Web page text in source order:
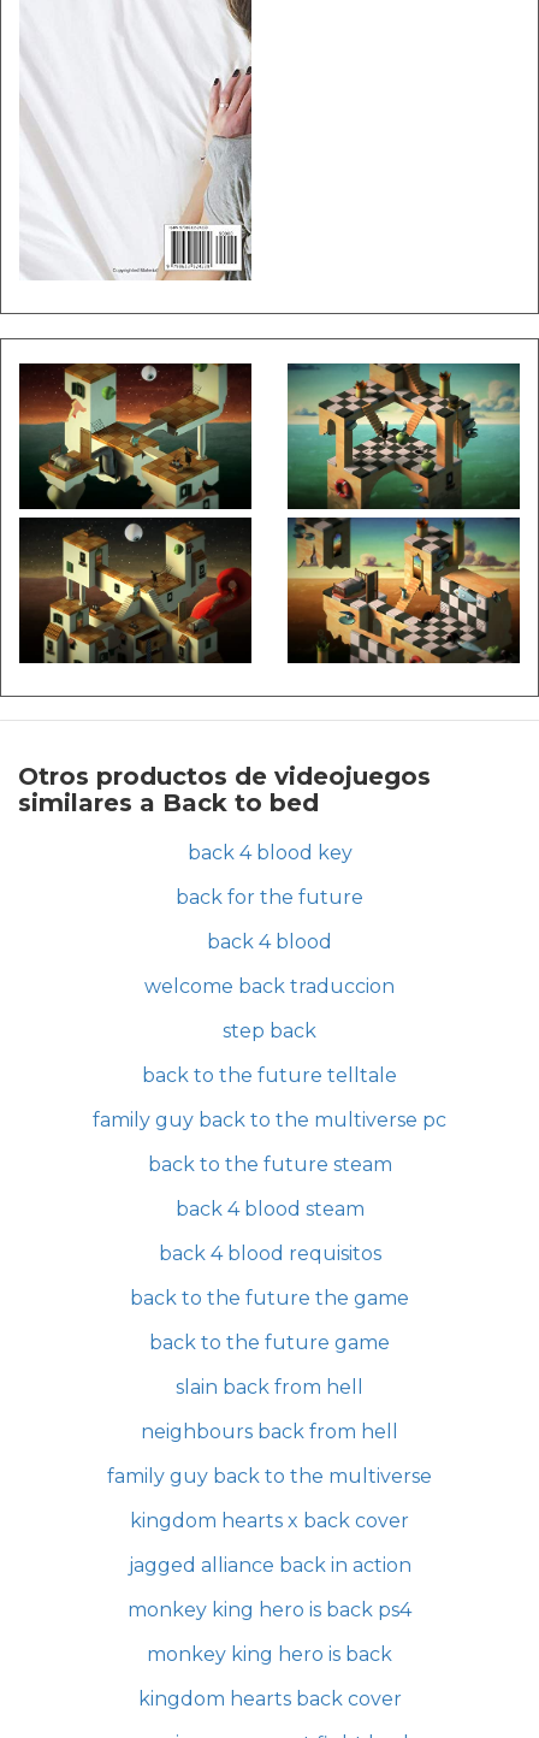
Otros productos de videojuegos
similares a Back to bed
back 4 blood key
back for the future
back 4 blood
welcome back traduccion
step back
back to the future telltale
family guy back to the multiverse pc
back to the future steam
back 4 blood steam
back 4 blood requisitos
back to the future the game
back to the future game
slain back from hell
neighbours back from hell
family guy back to the multiverse
kingdom hearts x back cover
jagged alliance back in action
monkey king hero is back ps4
monkey king hero is back
kingdom hearts back cover